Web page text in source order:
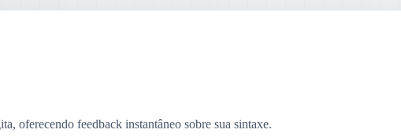
oferecendo feedback instantâneo sobre sua sintaxe.